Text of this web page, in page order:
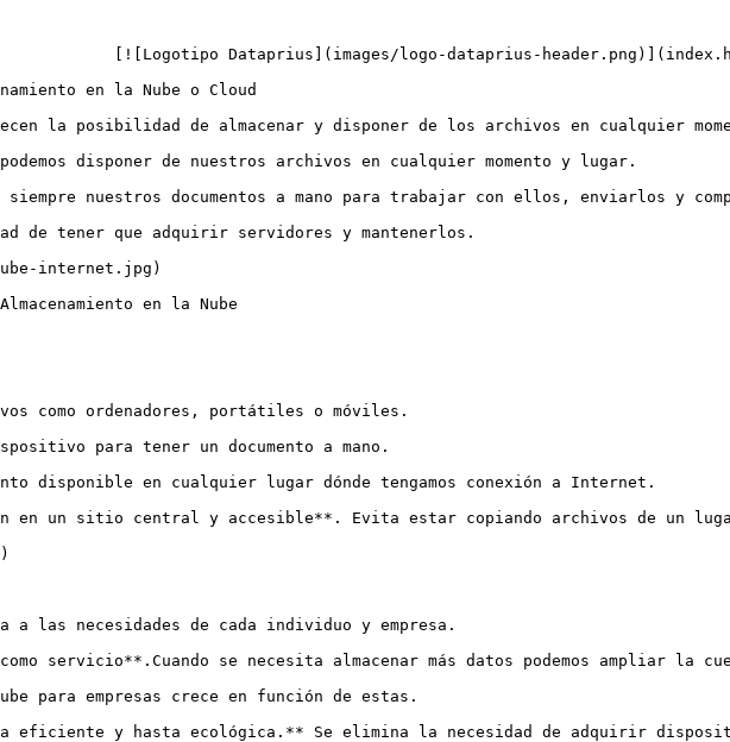
[![Logotipo Dataprius](images/logo-dataprius-
en la Nube o Cloud
la posibilidad de almacenar y disponer de los archivos en cualquier
disponer de nuestros archivos en cualquier momento y lugar.
siempre nuestros documentos a mano para trabajar con ellos, enviarlos y
de tener que adquirir servidores y mantenerlos.
internet.jpg)
en la Nube
como ordenadores, portátiles o móviles.
para tener un documento a mano.
disponible en cualquier lugar dónde tengamos conexión a Internet.
en un sitio central y accesible**. Evita estar copiando archivos de un
a las necesidades de cada individuo y empresa.
servicio**.Cuando se necesita almacenar más datos podemos ampliar la
para empresas crece en función de estas.
eficiente y hasta ecológica.** Se elimina la necesidad de adquirir